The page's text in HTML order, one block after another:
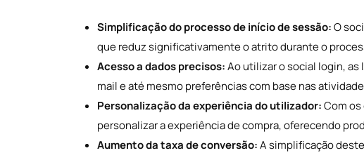
Simplificação do processo de início de sessão:O
que reduz significativamente o atrito durante o
Acesso a dados precisos:Ao utilizar o social login,
mail e até mesmo preferências com base nas
Personalização da experiência do utilizador:Com
personalizar a experiência de compra, oferecendo
Aumento da taxa de conversão:A simplificação